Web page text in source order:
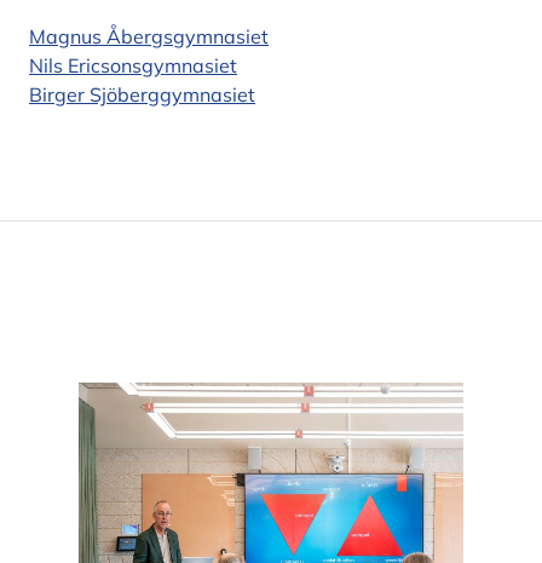
Magnus Åbergsgymnasiet
Nils Ericsonsgymnasiet
Birger Sjöberggymnasiet